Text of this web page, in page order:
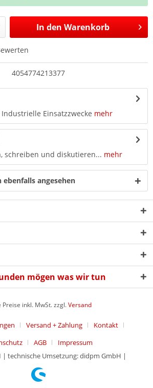
In den Warenkorb
4054774213377
Einsatzzwecke mehr
schreiben und diskutieren... mehr
ebenfalls angesehen
mögen was wir tun
Preise inkl. MwSt. zzgl.Versand
Versand + Zahlung
Kontakt
AGB
Impressum
| technische Umsetzung: didpm GmbH |